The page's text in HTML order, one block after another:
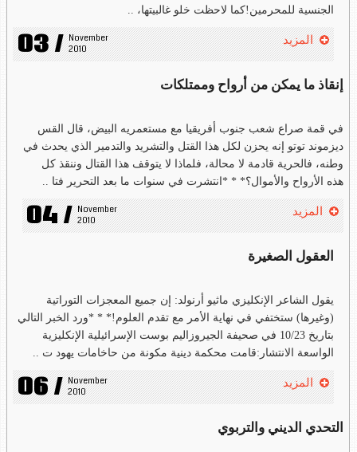
الجنسية للمحرمين!كما لاحظت خلو غالبيتها، ..
03 / November
2010
المزيد
إنقاذ ما يمكن من أرواح وممتلكات
في قمة صراع شعب جنوب أفريقيا مع مستعمريه البيض، قال القس
ديزموند توتو إنه يحزن لكل هذا القتل والتشريد والتدمير الذي يحدث في
وطنه، فالحرية قادمة لا محالة، فلماذا لا يتوقف هذا القتال وننقذ كل
هذه الأرواح والأموال؟* * *انتشرت في سنوات ما بعد التحرير فتا ..
04 / November
2010
المزيد
العقول الصغيرة
يقول الشاعر الإنكليزي ماثيو أرنولد: إن جميع المعجزات التوراتية
(وغيرها) ستختفي في نهاية الأمر مع تقدم العلوم!* * *ورد الخبر التالي
بتاريخ 10/23 في صحيفة الجيروزاليم بوست الإسرائيلية الإنكليزية
الواسعة الانتشار:قامت محكمة دينية مكونة من حاخامات يهود ت ..
06 / November
2010
المزيد
التحدي الديني والتربوي